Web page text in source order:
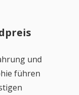
und
führen